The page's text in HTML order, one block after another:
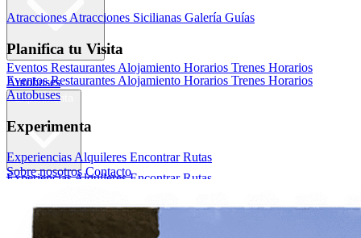
Eventos Restaurantes Alojamiento Horarios Trenes Horarios
Autobuses
ExperienciasAlquileresEncontrar Rutas
AtraccionesAtracciones Sicilianas Galería Guías
Planifica tu Visita
Eventos Restaurantes Alojamiento Horarios Trenes Horarios
Autobuses
Experimenta
Experiencias Alquileres Encontrar Rutas
Sobre nosotros Contacto